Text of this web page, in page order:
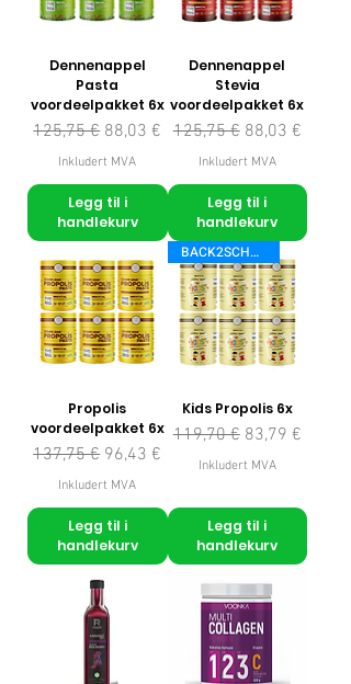
Dennenappel
Pasta
voordeelpakket 6x
Vanlig pris
125,75 € Salgspris
88,03 €
Inkludert MVA
Legg til i
handlekurv
Dennenappel
Stevia
voordeelpakket 6x
Vanlig pris
125,75 € Salgspris
88,03 €
Inkludert MVA
Legg til i
handlekurv
Propolis
voordeelpakket 6x
Vanlig pris
137,75 € Salgspris
96,43 €
Inkludert MVA
Legg til i
handlekurv
BACK2SCHOOL
Kids Propolis 6x
Vanlig pris
119,70 € Salgspris
83,79 €
Inkludert MVA
Legg til i
handlekurv